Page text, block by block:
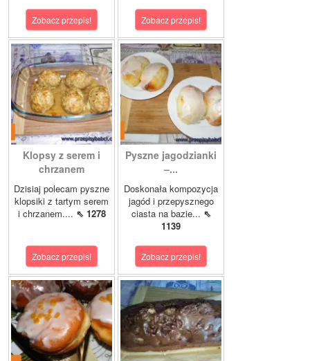
Zobacz przepis! Zobacz przepis!
Klopsy z serem i
chrzanem
Dzisiaj polecam pyszne
klopsiki z tartym serem
i chrzanem.... ⇖ 1278
Zobacz przepis!
Pyszne jagodzianki
–...
Doskonała kompozycja
jagód i przepysznego
ciasta na bazie... ⇖
1139
Zobacz przepis!